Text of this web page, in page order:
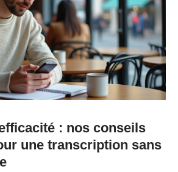
: nos conseils
une transcription sans